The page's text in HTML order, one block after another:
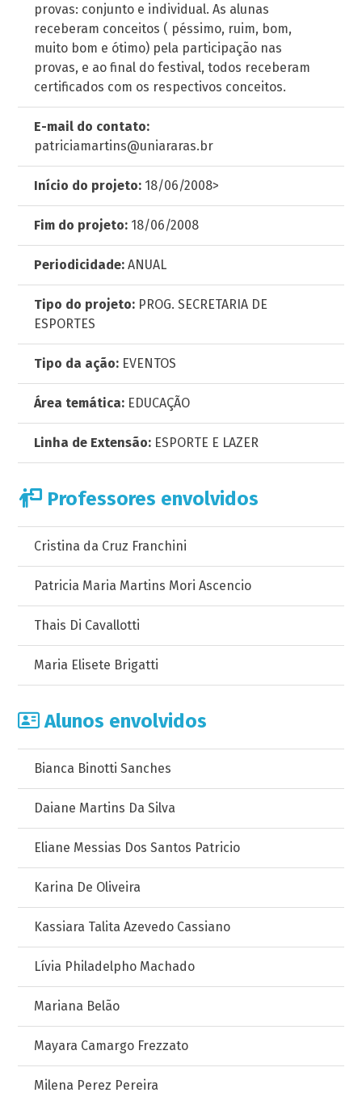
provas: conjunto e individual. As alunas
receberam conceitos ( péssimo, ruim, bom,
muito bom e ótimo) pela participação nas
provas, e ao final do festival, todos receberam
certificados com os respectivos conceitos.
E-mail do contato:
patriciamartins@uniararas.br
Início do projeto: 18/06/2008>
Fim do projeto: 18/06/2008
Periodicidade: ANUAL
Tipo do projeto: PROG. SECRETARIA DE
ESPORTES
Tipo da ação: EVENTOS
Área temática: EDUCAÇÃO
Linha de Extensão: ESPORTE E LAZER
Professores envolvidos
Cristina da Cruz Franchini
Patricia Maria Martins Mori Ascencio
Thais Di Cavallotti
Maria Elisete Brigatti
Alunos envolvidos
Bianca Binotti Sanches
Daiane Martins Da Silva
Eliane Messias Dos Santos Patricio
Karina De Oliveira
Kassiara Talita Azevedo Cassiano
Lívia Philadelpho Machado
Mariana Belão
Mayara Camargo Frezzato
Milena Perez Pereira